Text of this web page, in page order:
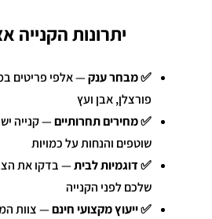
יתרונות הקנייה
✅מבחר ענק— אלפי פריטים
פורצלן, אבן ועץ
✅מחירים תחרותיים— קנייה
שוטפים והנחות על כמויות
✅דוגמיות לבית— בדקו את
שלכם לפני הקנייה
✅ייעוץ מקצועי חינם— צוות